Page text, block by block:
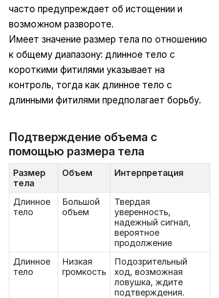
часто предупреждает об истощении и
возможном развороте.
Имеет значение размер тела по отношению
к общему диапазону: длинное тело с
короткими фитилями указывает на
контроль, тогда как длинное тело с
длинными фитилями предполагает борьбу.
Подтверждение объема с
помощью размера тела
Размер
тела
Объем Интерпретация
Длинное
тело
Большой
объем
Твердая
уверенность,
надежный сигнал,
вероятное
продолжение
Длинное
тело
Низкая
громкость
Подозрительный
ход, возможная
ловушка, ждите
подтверждения.